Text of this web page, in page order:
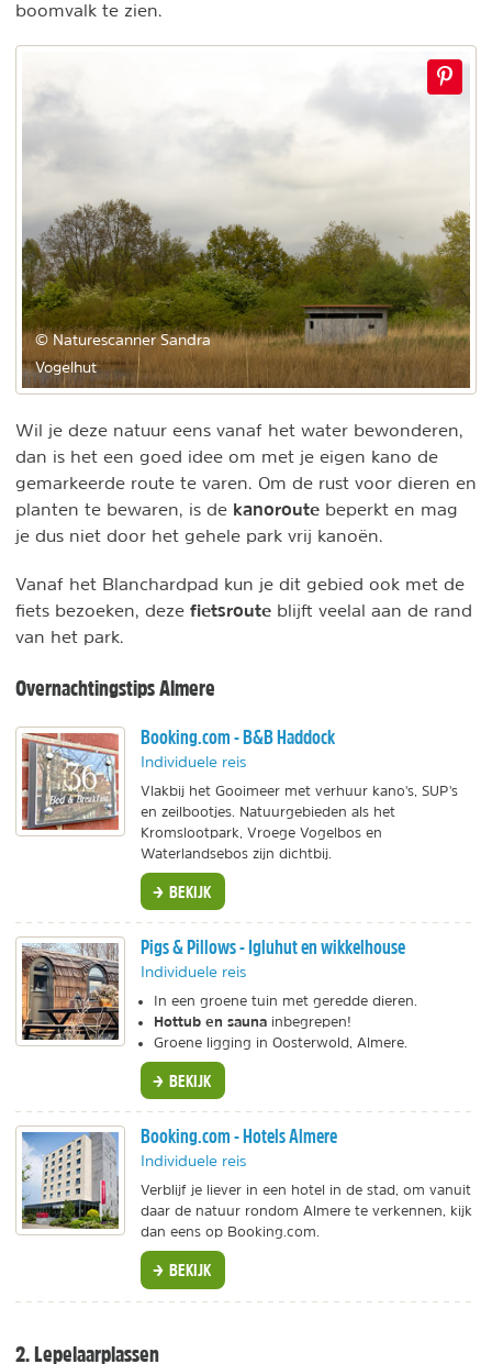
boomvalk te zien.
© Naturescanner Sandra
Vogelhut
Wil je deze natuur eens vanaf het water bewonderen,
dan is het een goed idee om met je eigen kano de
gemarkeerde route te varen. Om de rust voor dieren en
planten te bewaren, is de kanoroute beperkt en mag
je dus niet door het gehele park vrij kanoën.
Vanaf het Blanchardpad kun je dit gebied ook met de
fiets bezoeken, deze fietsroute blijft veelal aan de rand
van het park.
Overnachtingstips Almere
Booking.com - B&B Haddock
Individuele reis
Vlakbij het Gooimeer met verhuur kano's, SUP's
en zeilbootjes. Natuurgebieden als het
Kromslootpark, Vroege Vogelbos en
Waterlandsebos zijn dichtbij.
BEKIJK
Pigs & Pillows - Igluhut en wikkelhouse
Individuele reis
In een groene tuin met geredde dieren.
Hottub en sauna inbegrepen!
Groene ligging in Oosterwold, Almere.
BEKIJK
Booking.com - Hotels Almere
Individuele reis
Verblijf je liever in een hotel in de stad, om vanuit
daar de natuur rondom Almere te verkennen, kijk
dan eens op Booking.com.
BEKIJK
2. Lepelaarplassen